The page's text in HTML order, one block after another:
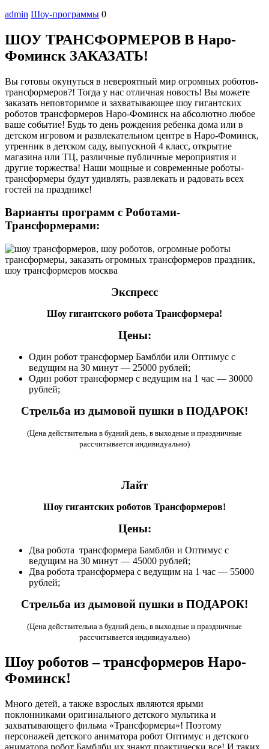
admin Шоу-программы 0
ШОУ ТРАНСФОРМЕРОВ В Наро-
Фоминск ЗАКАЗАТЬ!
Вы готовы окунуться в невероятный мир огромных роботов-
трансформеров?! Тогда у нас отличная новость! Вы можете
заказать неповторимое и захватывающее шоу гигантских
роботов трансформеров Наро-Фоминск на абсолютно любое
ваше событие! Будь то день рождения ребенка дома или в
детском игровом и развлекательном центре в Наро-Фоминск,
утренник в детском саду, выпускной 4 класс, открытие
магазина или ТЦ, различные публичные мероприятия и
другие торжества! Наши мощные и современные роботы-
трансформеры будут удивлять, развлекать и радовать всех
гостей на празднике!
Варианты программ с Роботами-
Трансформерами:
Экспресс
Шоу гигантского робота Трансформера!
Цены:
Один робот трансформер Бамблби или Оптимус с
ведущим на 30 минут — 25000 рублей;
Один робот трансформер с ведущим на 1 час — 30000
рублей;
Стрельба из дымовой пушки в ПОДАРОК!
(Цена действительна в будний день, в выходные и праздничные
рассчитывается индивидуально)
Лайт
Шоу гигантских роботов Трансформеров!
Цены:
Два робота трансформера Бамблби и Оптимус с
ведущим на 30 минут — 45000 рублей;
Два робота трансформера с ведущим на 1 час — 55000
рублей;
Стрельба из дымовой пушки в ПОДАРОК!
(Цена действительна в будний день, в выходные и праздничные
рассчитывается индивидуально)
Шоу роботов – трансформеров Наро-
Фоминск!
Много детей, а также взрослых являются ярыми
поклонниками оригинального детского мультика и
захватывающего фильма «Трансформеры»! Поэтому
персонажей детского аниматора робот Оптимус и детского
аниматора робот Бамблби их знают практически все! И таких